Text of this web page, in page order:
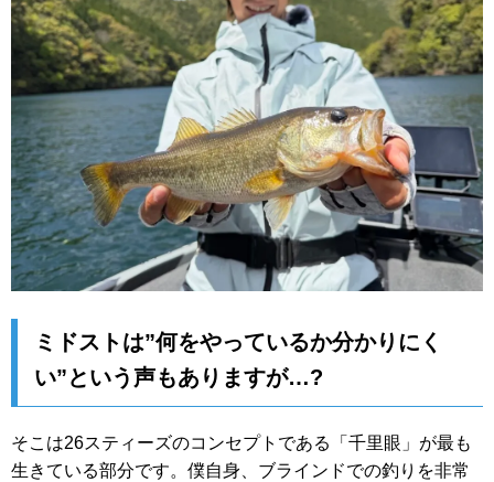
ミドストは”何をやっているか分かりにく
い”という声もありますが…?
そこは26スティーズのコンセプトである「千里眼」が最も
生きている部分です。僕自身、ブラインドでの釣りを非常